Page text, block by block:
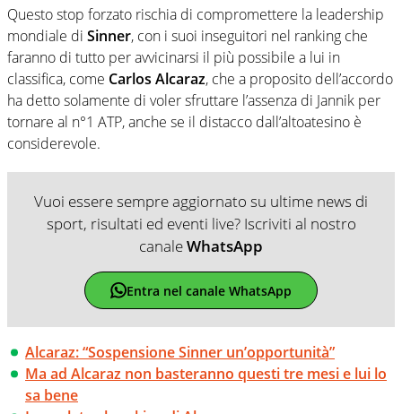
Questo stop forzato rischia di compromettere la leadership
mondiale di Sinner, con i suoi inseguitori nel ranking che
faranno di tutto per avvicinarsi il più possibile a lui in
classifica, come Carlos Alcaraz, che a proposito dell’accordo
ha detto solamente di voler sfruttare l’assenza di Jannik per
tornare al n°1 ATP, anche se il distacco dall’altoatesino è
considerevole.
Vuoi essere sempre aggiornato su ultime news di
sport, risultati ed eventi live? Iscriviti al nostro
canaleWhatsApp
Entra nel canale WhatsApp
Alcaraz: “Sospensione Sinner un’opportunità”
Ma ad Alcaraz non basteranno questi tre mesi e lui lo
sa bene